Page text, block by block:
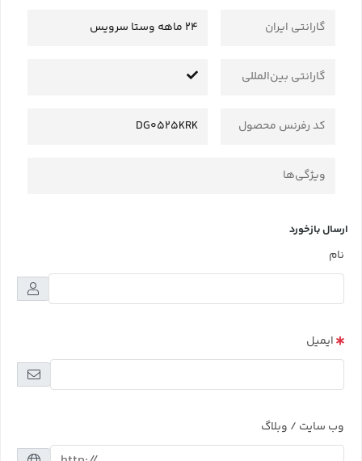
گارانتی ایران 24 ماهه وستا سرویس
گارانتی بین‌المللی
کد رفرنس محصول DG0525KRK
ویژگی‌ها
ارسال بازخورد
نام
ایمیل
وب سایت / وبلاگ